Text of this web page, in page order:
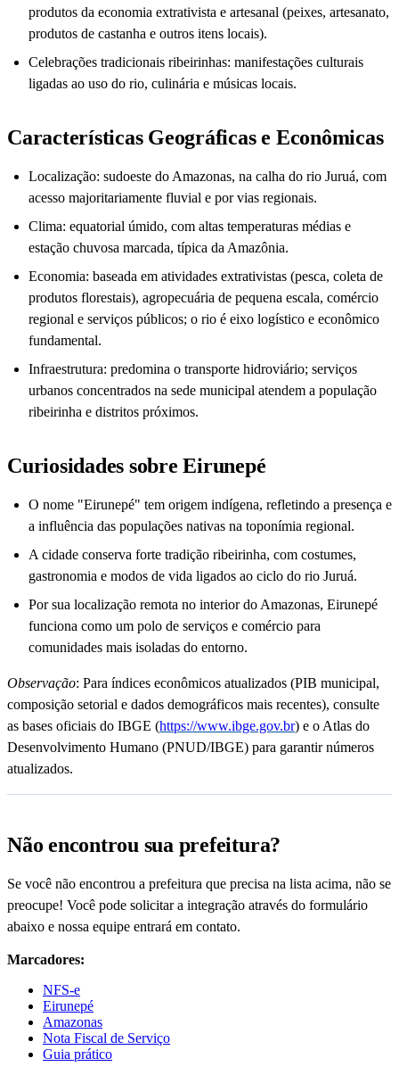
produtos da economia extrativista e artesanal (peixes, artesanato,
produtos de castanha e outros itens locais).
Celebrações tradicionais ribeirinhas: manifestações culturais
ligadas ao uso do rio, culinária e músicas locais.
Características Geográficas e Econômicas
Localização: sudoeste do Amazonas, na calha do rio Juruá, com
acesso majoritariamente fluvial e por vias regionais.
Clima: equatorial úmido, com altas temperaturas médias e
estação chuvosa marcada, típica da Amazônia.
Economia: baseada em atividades extrativistas (pesca, coleta de
produtos florestais), agropecuária de pequena escala, comércio
regional e serviços públicos; o rio é eixo logístico e econômico
fundamental.
Infraestrutura: predomina o transporte hidroviário; serviços
urbanos concentrados na sede municipal atendem a população
ribeirinha e distritos próximos.
Curiosidades sobre Eirunepé
O nome "Eirunepé" tem origem indígena, refletindo a presença e
a influência das populações nativas na toponímia regional.
A cidade conserva forte tradição ribeirinha, com costumes,
gastronomia e modos de vida ligados ao ciclo do rio Juruá.
Por sua localização remota no interior do Amazonas, Eirunepé
funciona como um polo de serviços e comércio para
comunidades mais isoladas do entorno.
Observação: Para índices econômicos atualizados (PIB municipal,
composição setorial e dados demográficos mais recentes), consulte
as bases oficiais do IBGE (https://www.ibge.gov.br) e o Atlas do
Desenvolvimento Humano (PNUD/IBGE) para garantir números
atualizados.
Não encontrou sua prefeitura?
Se você não encontrou a prefeitura que precisa na lista acima, não se
preocupe! Você pode solicitar a integração através do formulário
abaixo e nossa equipe entrará em contato.
Marcadores:
NFS-e
Eirunepé
Amazonas
Nota Fiscal de Serviço
Guia prático